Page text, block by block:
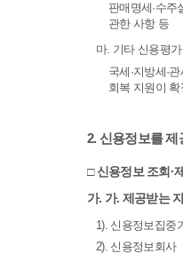
판매명세·수
관한 사항 등
마. 기타 신용평
국세·지방세·
회복 지원이
2. 신용정보를
□ 신용정보 조회·
가. 가. 제공받는
1). 신용정보집중
2). 신용정보회사